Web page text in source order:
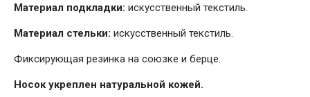
Материал подкладки: искусственный текстиль.
Материал стельки: искусственный текстиль.
Фиксирующая резинка на союзке и берце.
Носок укреплен натуральной кожей.